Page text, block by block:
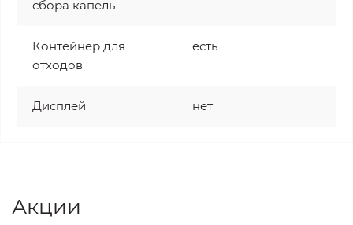
сбора капель
Контейнер для
отходов
есть
Дисплей нет
Акции